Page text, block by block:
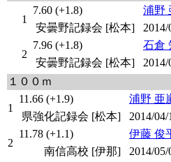
1
7.60 (+1.8) 浦野
安曇野記録会 [松本]
2014/
2
7.96 (+1.8) 石倉
安曇野記録会 [松本]
2014/
１００ｍ
1
11.66 (+1.9) 浦野 亜
県強化記録会 [松本]
2014/04/
2
11.78 (+1.1) 伊藤 俊
南信高校 [伊那]
2014/05/